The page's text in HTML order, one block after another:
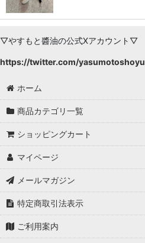
▽やすもと醬油の公式Xアカウント▽
https://twitter.com/yasumotoshoyu
ホーム
商品カテゴリ一覧
ショッピングカート
マイページ
メールマガジン
特定商取引法表示
ご利用案内